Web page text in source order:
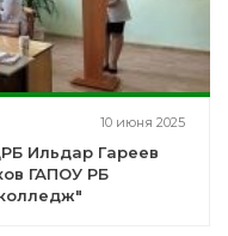
10 июня 2025
Ильдар Гареев
ГАПОУ РБ